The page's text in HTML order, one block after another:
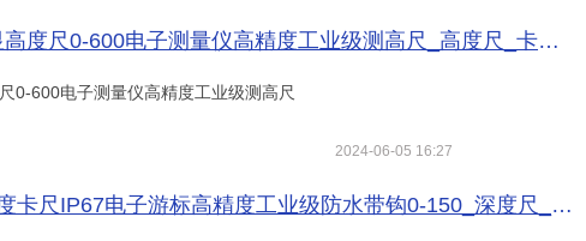
尺0-600电子测量仪高精度工业级测高尺_高度尺_卡尺_量具/量仪_供应_数控刀具网
0-600电子测量仪高精度工业级测高尺
2024-06-05 16:27
电子游标高精度工业级防水带钩0-150_深度尺_卡尺_量具/量仪_供应_数控刀具网